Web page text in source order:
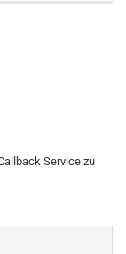
Service zu